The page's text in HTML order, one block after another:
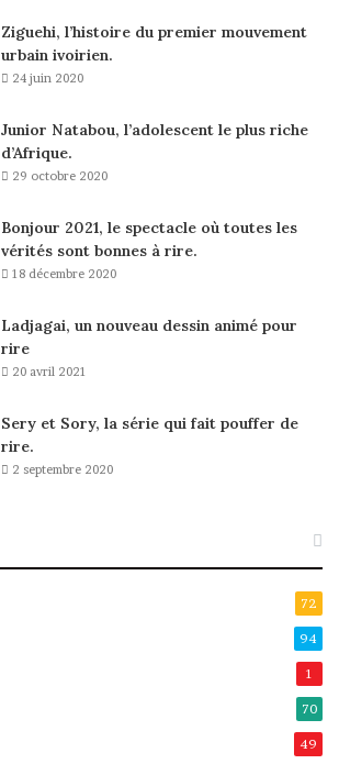
Ziguehi, l’histoire du premier mouvement
urbain ivoirien.
24 juin 2020
Junior Natabou, l’adolescent le plus riche
d’Afrique.
29 octobre 2020
Bonjour 2021, le spectacle où toutes les
vérités sont bonnes à rire.
18 décembre 2020
Ladjagai, un nouveau dessin animé pour
rire
20 avril 2021
Sery et Sory, la série qui fait pouffer de
rire.
2 septembre 2020
72
94
1
70
49